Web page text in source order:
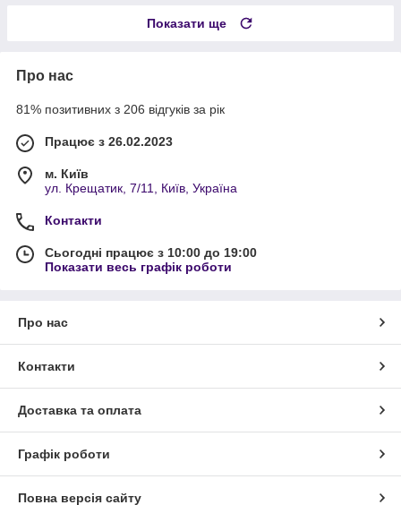
Показати ще
Про нас
81% позитивних з 206 відгуків за рік
Працює з 26.02.2023
м. Київ
ул. Крещатик, 7/11, Київ, Україна
Контакти
Сьогодні працює з 10:00 до 19:00
Показати весь графік роботи
Про нас
Контакти
Доставка та оплата
Графік роботи
Повна версія сайту